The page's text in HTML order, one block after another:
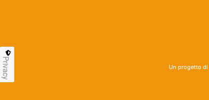
Un progetto di
Privacy